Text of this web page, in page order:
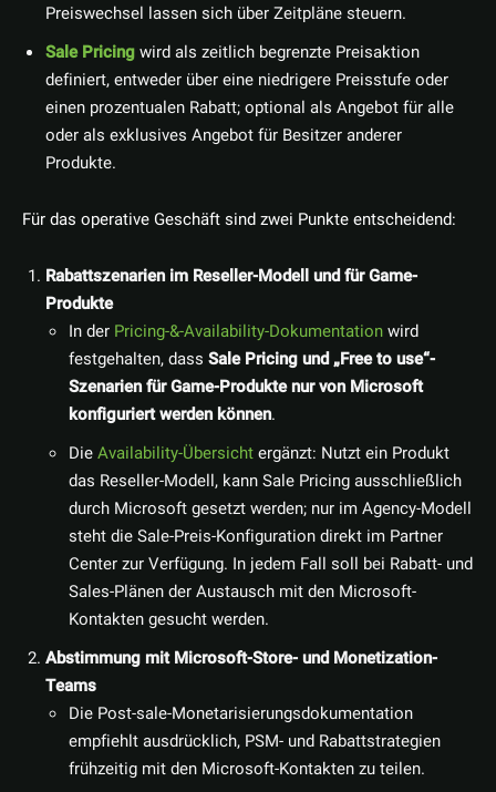
Preiswechsel lassen sich über Zeitpläne steuern.
Sale Pricingwird als zeitlich begrenzte Preisaktion
definiert, entweder über eine niedrigere Preisstufe oder
einen prozentualen Rabatt; optional als Angebot für alle
oder als exklusives Angebot für Besitzer anderer
Produkte.
Für das operative Geschäft sind zwei Punkte entscheidend:
Rabattszenarien im Reseller-Modell und für Game-
Produkte
In der Pricing-&-Availability-Dokumentationwird
festgehalten, dass Sale Pricing und „Free to use“-
Szenarien für Game-Produkte nur von Microsoft
konfiguriert werden können.
DieAvailability-Übersichtergänzt: Nutzt ein Produkt
das Reseller-Modell, kann Sale Pricing ausschließlich
durch Microsoft gesetzt werden; nur im Agency-Modell
steht die Sale-Preis-Konfiguration direkt im Partner
Center zur Verfügung. In jedem Fall soll bei Rabatt- und
Sales-Plänen der Austausch mit den Microsoft-
Kontakten gesucht werden.
Abstimmung mit Microsoft-Store- und Monetization-
Teams
Die Post-sale-Monetarisierungsdokumentation
empfiehlt ausdrücklich, PSM- und Rabattstrategien
frühzeitig mit den Microsoft-Kontakten zu teilen.